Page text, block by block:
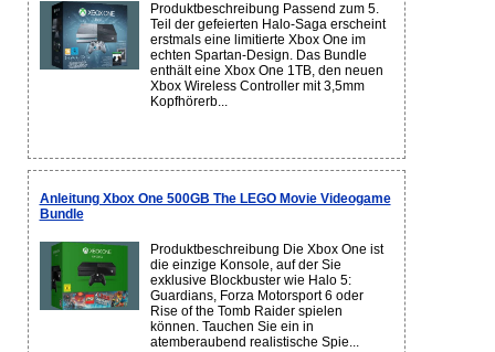
Produktbeschreibung Passend zum 5.
Teil der gefeierten Halo-Saga erscheint
erstmals eine limitierte Xbox One im
echten Spartan-Design. Das Bundle
enthält eine Xbox One 1TB, den neuen
Xbox Wireless Controller mit 3,5mm
Kopfhörerb...
Anleitung Xbox One 500GB The LEGO Movie Videogame
Bundle
Produktbeschreibung Die Xbox One ist
die einzige Konsole, auf der Sie
exklusive Blockbuster wie Halo 5:
Guardians, Forza Motorsport 6 oder
Rise of the Tomb Raider spielen
können. Tauchen Sie ein in
atemberaubend realistische Spie...